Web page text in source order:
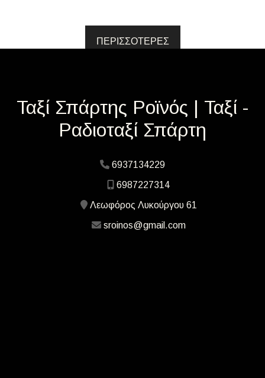
ΠΕΡΙΣΣΟΤΕΡΕΣ
Ταξί Σπάρτης Ροϊνός | Ταξί -
Ραδιοταξί Σπάρτη
6937134229
6987227314
Λεωφόρος Λυκούργου 61
sroinos@gmail.com